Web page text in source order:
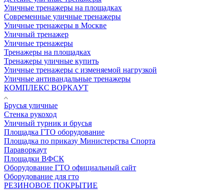
Уличные тренажеры на площадках
Современные уличные тренажеры
Уличные тренажеры в Москве
Уличный тренажер
Уличные тренажеры
Тренажеры на площадках
Тренажеры уличные купить
Уличные тренажеры с изменяемой нагрузкой
Уличные антивандальные тренажеры
КОМПЛЕКС ВОРКАУТ
Брусья уличные
Стенка рукоход
Уличный турник и брусья
Площадка ГТО оборудование
Площадка по приказу Министерства Спорта
Параворкаут
Площадки ВФСК
Оборудование ГТО официальный сайт
Оборудование для гто
РЕЗИНОВОЕ ПОКРЫТИЕ